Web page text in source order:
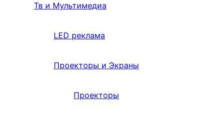
Тв и Мультимедиа
LED реклама
Проекторы и Экраны
Проекторы